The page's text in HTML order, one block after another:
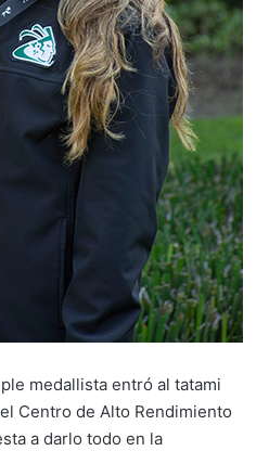
medallista entró al tatami
Centro de Alto Rendimiento
a darlo todo en la